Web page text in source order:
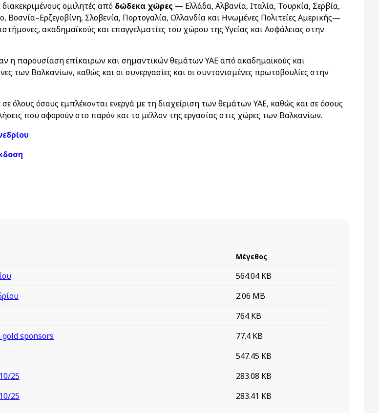
ομιλητές από δώδεκα χώρες — Ελλάδα, Αλβανία, Ιταλία, Τουρκία, Σερβία,
Βοσνία–Ερζεγοβίνη, Σλοβενία, Πορτογαλία, Ολλανδία και Ηνωμένες Πολιτείες Αμερικής—
ακαδημαϊκούς και επαγγελματίες του χώρου της Υγείας και Ασφάλειας στην
η παρουσίαση επίκαιρων και σημαντικών θεμάτων ΥΑΕ από ακαδημαϊκούς και
των Βαλκανίων, καθώς και οι συνεργασίες και οι συντονισμένες πρωτοβουλίες στην
όλους όσους εμπλέκονται ενεργά με τη διαχείριση των θεμάτων ΥΑΕ, καθώς και σε όσους
που αφορούν στο παρόν και το μέλλον της εργασίας στις χώρες των Βαλκανίων.
Μέγεθος
564.04 KB
2.06 MB
764 KB
sponsors
77.4 KB
547.45 KB
25
283.08 KB
25
283.41 KB